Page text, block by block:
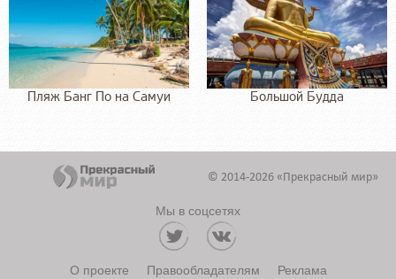
Пляж Банг По на Самуи Большой Будда
© 2014-2026 «Прекрасный мир»
Мы в соцсетях
О проекте Правообладателям Реклама